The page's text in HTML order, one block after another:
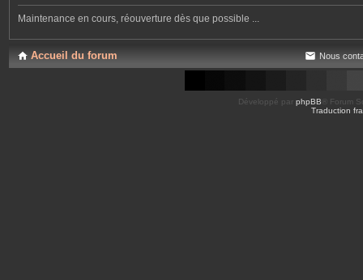
Maintenance en cours, réouverture dès que possible ...
Accueil du forum Nous
Développé par phpBB ® Forum
Traduction